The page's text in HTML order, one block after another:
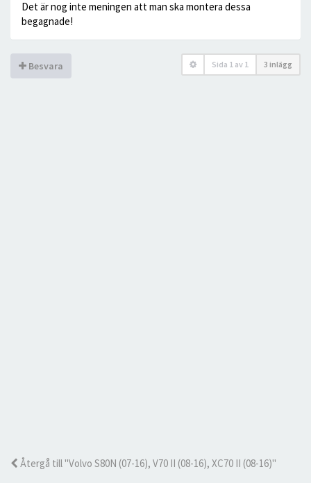
Det är nog inte meningen att man ska montera dessa
begagnade!
Besvara Sida 1 av 1 3 inlägg
Återgå till "Volvo S80N (07-16), V70 II (08-16), XC70 II (08-16)"